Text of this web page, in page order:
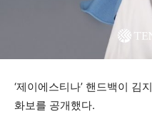
‘제이에스티나’ 핸드백이 김
화보를 공개했다.